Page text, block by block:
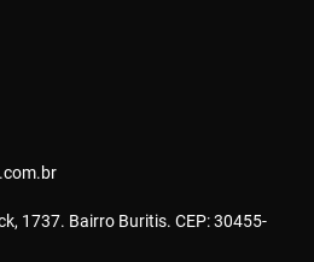
1737. Bairro Buritis. CEP: 30455-